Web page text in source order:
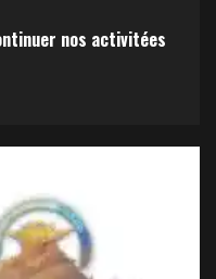
nos activitées